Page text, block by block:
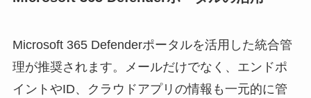
Microsoft 365 Defenderポータルを活用した統合管
理が推奨されます。メールだけでなく、エンドポ
イントやID、クラウドアプリの情報も一元的に管